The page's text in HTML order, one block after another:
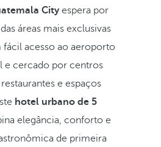
Cityespera por
áreas mais exclusivas
fácil acesso ao aeroporto
e cercado por centros
e espaços
hotel urbano de 5
elegância, conforto e
de primeira